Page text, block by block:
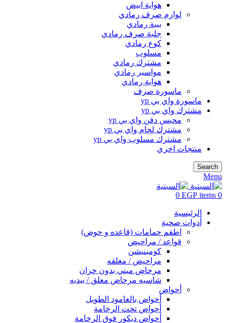
هواية ابيض
لوازم صرف رمادي
بيبة رمادي
جلبة صرف رمادي
كوع رمادي
مسلوب
مشترك رمادي
مواسير رمادي
هواية رمادي
ماسورة صرف
ماسورة واي بي yp
مشترك واي بي yp
محبس دفن واي بي yp
مشترك لحام واي بي yp
مشترك مسلوب واي بي yp
منتجات اخري
Search
Menu
0
items
0 EGP
الرئيسية
أدوات صحية
اطقم حمامات (قاعده و حوض)
قواعد / مراحيض
كومبنيشن
مراحيض / معلقه
مرحاض ميني بدون خزان
شاسيه مرحاض معلق / بيديه
أحواض
أحواض بالعامود الطويل
أحواض تحت الرخامة
أحواض ديكور فوق الرخامة